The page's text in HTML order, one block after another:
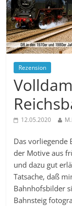
Rezension
12.05.2020
Das vorliegende
der Motive aus
und dazu gut
Tatsache, daß
Bahnhofsbilder
Bahnsteig